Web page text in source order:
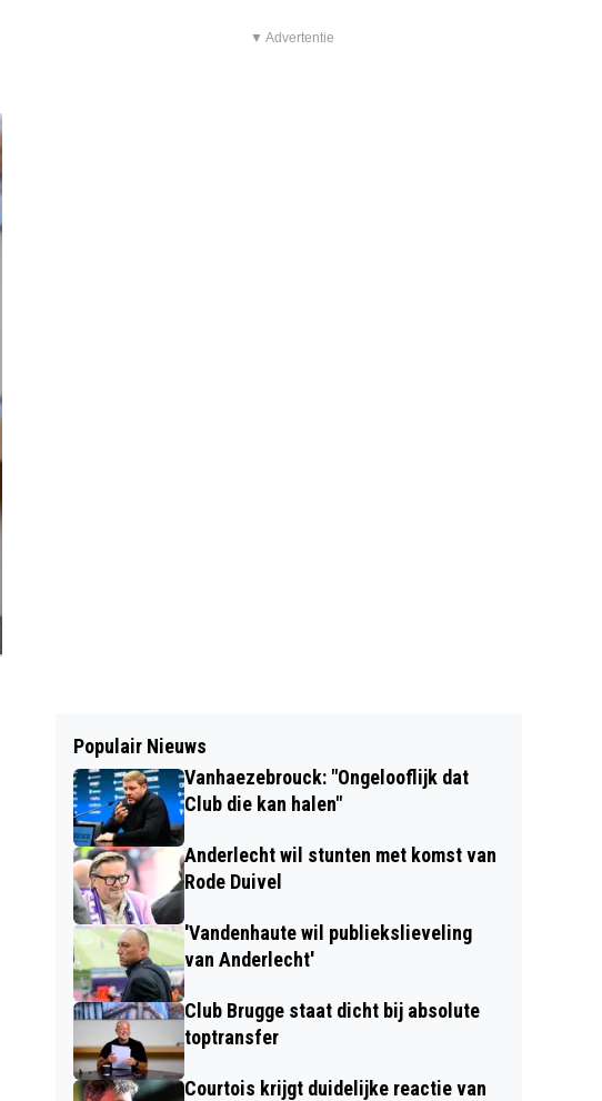
▼ Advertentie
Populair Nieuws
Vanhaezebrouck: "Ongelooflijk dat
Club die kan halen"
Anderlecht wil stunten met komst van
Rode Duivel
'Vandenhaute wil publiekslieveling
van Anderlecht'
Club Brugge staat dicht bij absolute
toptransfer
Courtois krijgt duidelijke reactie van